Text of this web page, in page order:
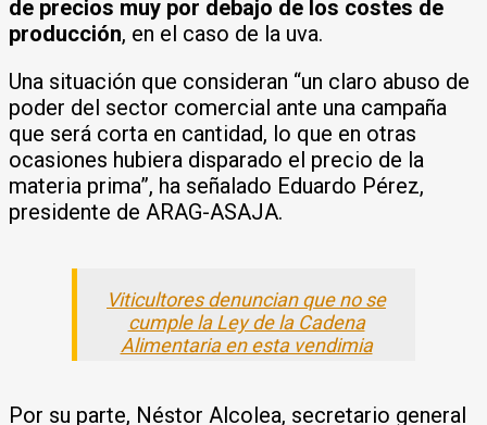
de precios muy por debajo de los costes de
producción, en el caso de la uva.
Una situación que consideran “un claro abuso de
poder del sector comercial ante una campaña
que será corta en cantidad, lo que en otras
ocasiones hubiera disparado el precio de la
materia prima”, ha señalado Eduardo Pérez,
presidente de ARAG-ASAJA.
Viticultores denuncian que no se
cumple la Ley de la Cadena
Alimentaria en esta vendimia
Por su parte, Néstor Alcolea, secretario general